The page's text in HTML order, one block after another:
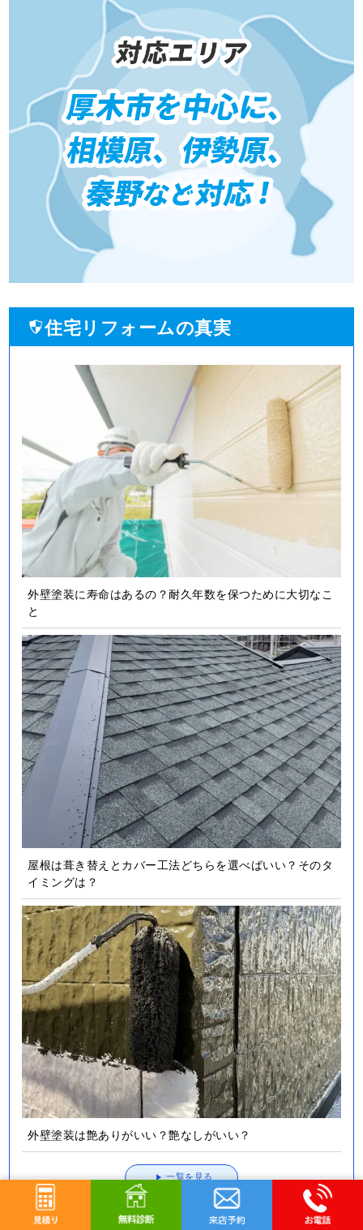
住宅リフォームの真実
外壁塗装に寿命はあるの？耐久年数を保つために大切なこ
と
屋根は葺き替えとカバー工法どちらを選べばいい？そのタ
イミングは？
外壁塗装は艶ありがいい？艶なしがいい？
一覧を見る